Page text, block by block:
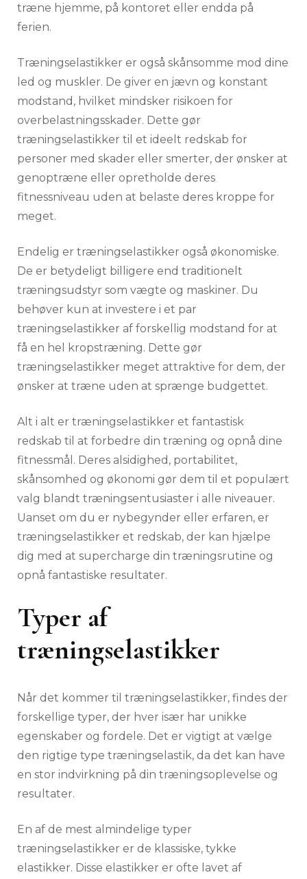
træne hjemme, på kontoret eller endda på
ferien.
Træningselastikker er også skånsomme mod dine
led og muskler. De giver en jævn og konstant
modstand, hvilket mindsker risikoen for
overbelastningsskader. Dette gør
træningselastikker til et ideelt redskab for
personer med skader eller smerter, der ønsker at
genoptræne eller opretholde deres
fitnessniveau uden at belaste deres kroppe for
meget.
Endelig er træningselastikker også økonomiske.
De er betydeligt billigere end traditionelt
træningsudstyr som vægte og maskiner. Du
behøver kun at investere i et par
træningselastikker af forskellig modstand for at
få en hel kropstræning. Dette gør
træningselastikker meget attraktive for dem, der
ønsker at træne uden at sprænge budgettet.
Alt i alt er træningselastikker et fantastisk
redskab til at forbedre din træning og opnå dine
fitnessmål. Deres alsidighed, portabilitet,
skånsomhed og økonomi gør dem til et populært
valg blandt træningsentusiaster i alle niveauer.
Uanset om du er nybegynder eller erfaren, er
træningselastikker et redskab, der kan hjælpe
dig med at supercharge din træningsrutine og
opnå fantastiske resultater.
Typer af
træningselastikker
Når det kommer til træningselastikker, findes der
forskellige typer, der hver især har unikke
egenskaber og fordele. Det er vigtigt at vælge
den rigtige type træningselastik, da det kan have
en stor indvirkning på din træningsoplevelse og
resultater.
En af de mest almindelige typer
træningselastikker er de klassiske, tykke
elastikker. Disse elastikker er ofte lavet af